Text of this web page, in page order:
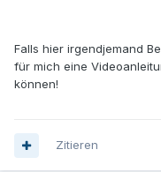
Falls hier irgendjemand
für mich eine
können!
Zitieren